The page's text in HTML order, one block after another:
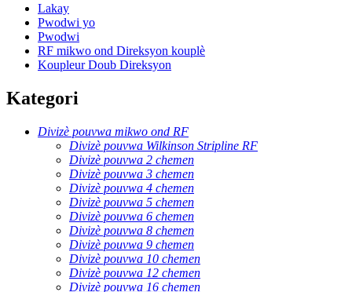
Lakay
Pwodwi yo
Pwodwi
RF mikwo ond Direksyon kouplè
Koupleur Doub Direksyon
Kategori
Divizè pouvwa mikwo ond RF
Divizè pouvwa Wilkinson Stripline RF
Divizè pouvwa 2 chemen
Divizè pouvwa 3 chemen
Divizè pouvwa 4 chemen
Divizè pouvwa 5 chemen
Divizè pouvwa 6 chemen
Divizè pouvwa 8 chemen
Divizè pouvwa 9 chemen
Divizè pouvwa 10 chemen
Divizè pouvwa 12 chemen
Divizè pouvwa 16 chemen